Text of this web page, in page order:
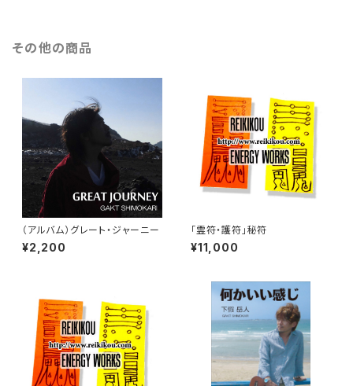
その他の商品
（アルバム）グレート・ジャーニー
¥2,200
「霊符・護符」秘符
¥11,000